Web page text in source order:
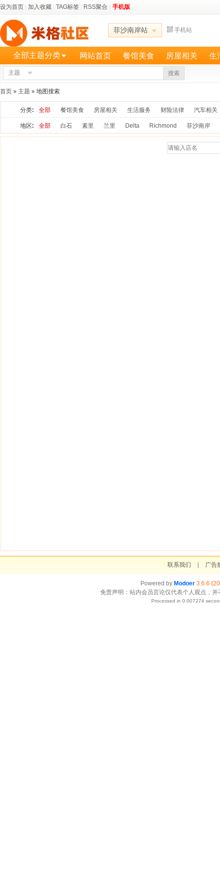
设为首页 加入收藏 TAG标签 RSS聚合 手机版
菲沙南岸站 手机站
全部主题分类 网站首页 餐馆美食 房屋相关 生
主题 搜索
首页 » 主题 » 地图搜索
分类: 全部 餐馆美食 房屋相关 生活服务 财险法律 汽车相关
地区: 全部 白石 素里 兰里 Delta Richmond 菲沙南岸
联系我们 广告
Powered by Modoer 3.6.6
免责声明：站内会员言论仅代表个人观点，
Processed in 0.007274